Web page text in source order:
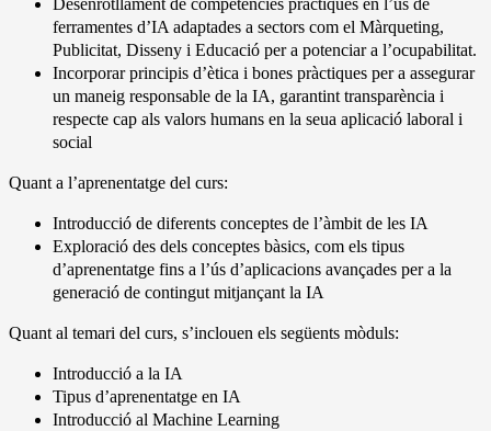
Desenrotllament de competències practiques en l’ús de
ferramentes d’IA adaptades a sectors com el Màrqueting,
Publicitat, Disseny i Educació per a potenciar a l’ocupabilitat.
Incorporar principis d’ètica i bones pràctiques per a assegurar
un maneig responsable de la IA, garantint transparència i
respecte cap als valors humans en la seua aplicació laboral i
social
Quant a l’aprenentatge del curs:
Introducció de diferents conceptes de l’àmbit de les IA
Exploració des dels conceptes bàsics, com els tipus
d’aprenentatge fins a l’ús d’aplicacions avançades per a la
generació de contingut mitjançant la IA
Quant al temari del curs, s’inclouen els següents mòduls:
Introducció a la IA
Tipus d’aprenentatge en IA
Introducció al Machine Learning